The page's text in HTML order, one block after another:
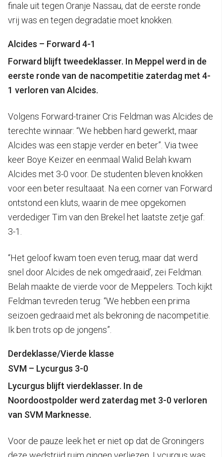
finale uit tegen Oranje Nassau, dat de eerste ronde
vrij was en tegen degradatie moet knokken.
Alcides – Forward 4-1
Forward blijft tweedeklasser. In Meppel werd in de
eerste ronde van de nacompetitie zaterdag met 4-
1 verloren van Alcides.
Volgens Forward-trainer Cris Feldman was Alcides de
terechte winnaar: “We hebben hard gewerkt, maar
Alcides was een stapje verder en beter”. Via twee
keer Boye Keizer en eenmaal Walid Belah kwam
Alcides met 3-0 voor. De studenten bleven knokken
voor een beter resultaaat. Na een corner van Forward
ontstond een kluts, waarin de mee opgekomen
verdediger Tim van den Brekel het laatste zetje gaf:
3-1.
“Het geloof kwam toen even terug, maar dat werd
snel door Alcides de nek omgedraaid’, zei Feldman.
Belah maakte de vierde voor de Meppelers. Toch kijkt
Feldman tevreden terug: “We hebben een prima
seizoen gedraaid met als bekroning de nacompetitie.
Ik ben trots op de jongens”.
Derdeklasse/Vierde klasse
SVM – Lycurgus 3-0
Lycurgus blijft vierdeklasser. In de
Noordoostpolder werd zaterdag met 3-0 verloren
van SVM Marknesse.
Voor de pauze leek het er niet op dat de Groningers